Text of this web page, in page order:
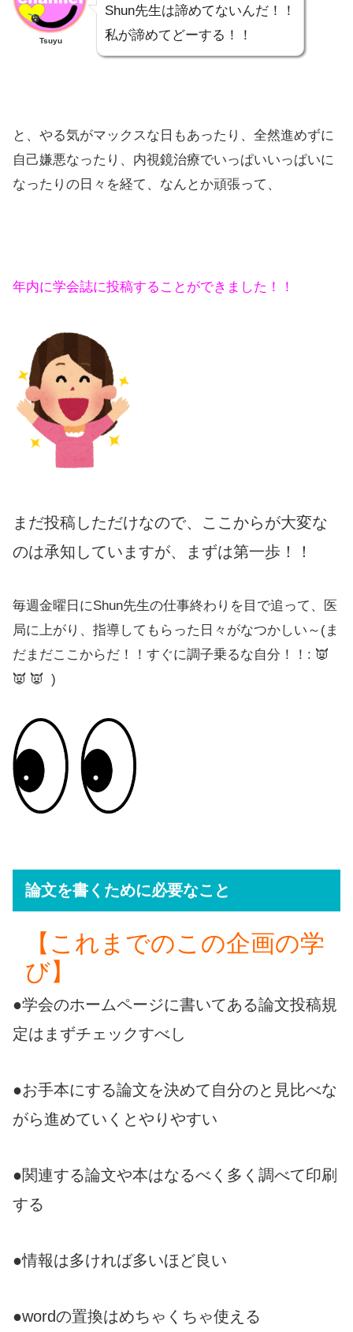
Tsuyu
Shun先生は諦めてないんだ！！
私が諦めてどーする！！
と、やる気がマックスな日もあったり、全然進めずに
自己嫌悪なったり、内視鏡治療でいっぱいいっぱいに
なったりの日々を経て、なんとか頑張って、
年内に学会誌に投稿することができました！！
まだ投稿しただけなので、ここからが大変な
のは承知していますが、まずは第一歩！！
毎週金曜日にShun先生の仕事終わりを目で追って、医
局に上がり、指導してもらった日々がなつかしい～(ま
だまだここからだ！！すぐに調子乗るな自分！！: 👿
👿 👿 )
論文を書くために必要なこと
【これまでのこの企画の学
び】
●学会のホームページに書いてある論文投稿規
定はまずチェックすべし
●お手本にする論文を決めて自分のと見比べな
がら進めていくとやりやすい
●関連する論文や本はなるべく多く調べて印刷
する
●情報は多ければ多いほど良い
●wordの置換はめちゃくちゃ使える